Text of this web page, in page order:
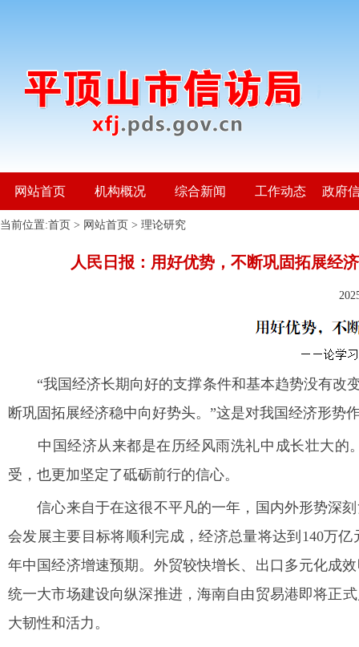
网站首页 机构概况 综合新闻 工作动态 政府
当前位置:首页 > 网站首页 > 理论研究
人民日报：用好优势，不断巩固拓展
“我国经济长期向好的支撑条件和基本趋势没有改
断巩固拓展经济稳中向好势头。”这是对我国经济形势
中国经济从来都是在历经风雨洗礼中成长壮大的
受，也更加坚定了砥砺前行的信心。
信心来自于在这很不平凡的一年，国内外形势深刻
会发展主要目标将顺利完成，经济总量将达到140万
年中国经济增速预期。外贸较快增长、出口多元化成
统一大市场建设向纵深推进，海南自由贸易港即将正
大韧性和活力。